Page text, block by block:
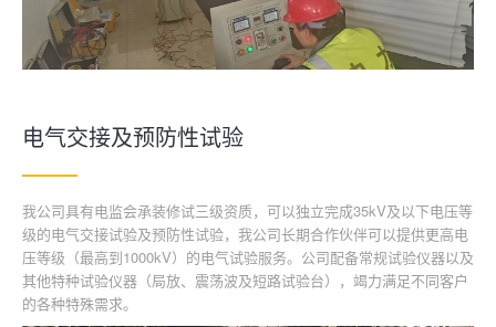
电气交接及预防性试验
我公司具有电监会承装修试三级资质，可以独立完成35kV及以下电压等
级的电气交接试验及预防性试验，我公司长期合作伙伴可以提供更高电
压等级（最高到1000kV）的电气试验服务。公司配备常规试验仪器以及
其他特种试验仪器（局放、震荡波及短路试验台），竭力满足不同客户
的各种特殊需求。